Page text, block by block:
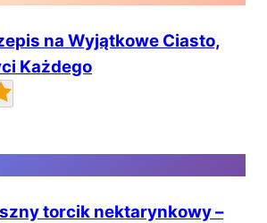
na Wyjątkowe Ciasto,
Każdego
torcik nektarynkowy –